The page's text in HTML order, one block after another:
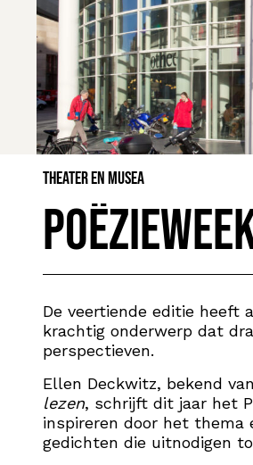
Theater en Musea
De veertiende editie heeft
krachtig onderwerp dat
perspectieven.
Ellen Deckwitz, bekend
lezen, schrijft dit jaar het
inspireren door het thema
gedichten die uitnodigen